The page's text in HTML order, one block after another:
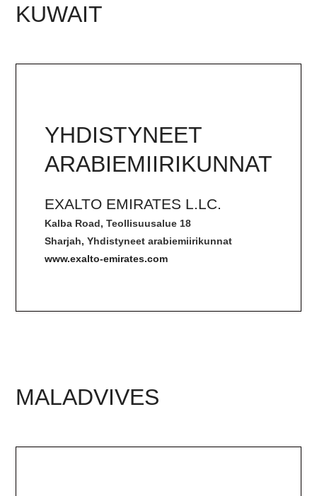
KUWAIT
YHDISTYNEET
ARABIEMIIRIKUNNAT
EXALTO EMIRATES L.LC.
Kalba Road, Teollisuusalue 18
Sharjah, Yhdistyneet arabiemiirikunnat
www.exalto-emirates.com
MALADVIVES